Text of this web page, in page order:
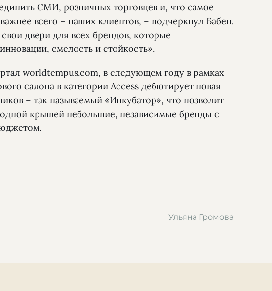
СМИ, розничных торговцев и, что самое
всего – наших клиентов, – подчеркнул Бабен.
двери для всех брендов, которые
смелость и стойкость».
worldtempus.com, в следующем году в рамках
салона в категории Access дебютирует новая
– так называемый «Инкубатор», что позволит
крышей небольшие, независимые бренды с
Ульяна Громова